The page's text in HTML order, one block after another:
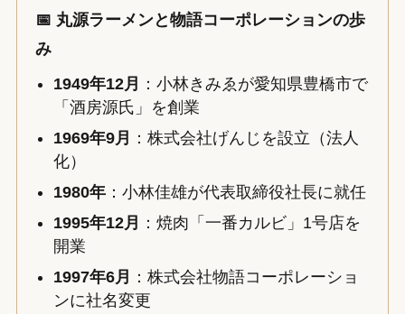
📅 丸源ラーメンと物語コーポレーションの歩
み
1949年12月
：小林きみゑが愛知県豊橋市で
「酒房源氏」を創業
1969年9月
：株式会社げんじを設立（法人
化）
1980年：小林佳雄が代表取締役社長に就任
1995年12月
：焼肉「一番カルビ」1号店を
開業
1997年6月
：株式会社物語コーポレーショ
ンに社名変更